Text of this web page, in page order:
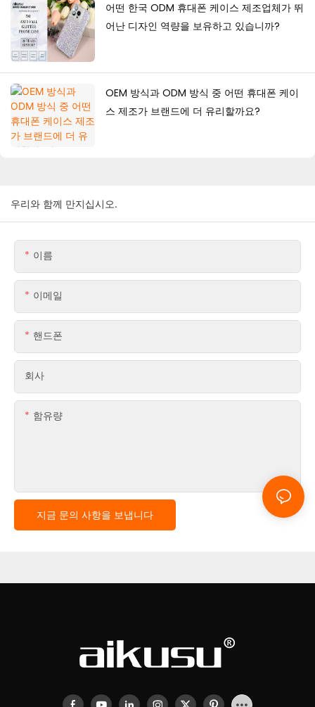
어떤 한국 ODM 휴대폰 케이스 제조업체가 뛰
어난 디자인 역량을 보유하고 있습니까?
OEM 방식과 ODM 방식 중 어떤 휴대폰 케이
스 제조가 브랜드에 더 유리할까요?
우리와 함께 만지십시오.
이름
이메일
핸드폰
회사
함유량
지금 문의 사항을 보냅니다